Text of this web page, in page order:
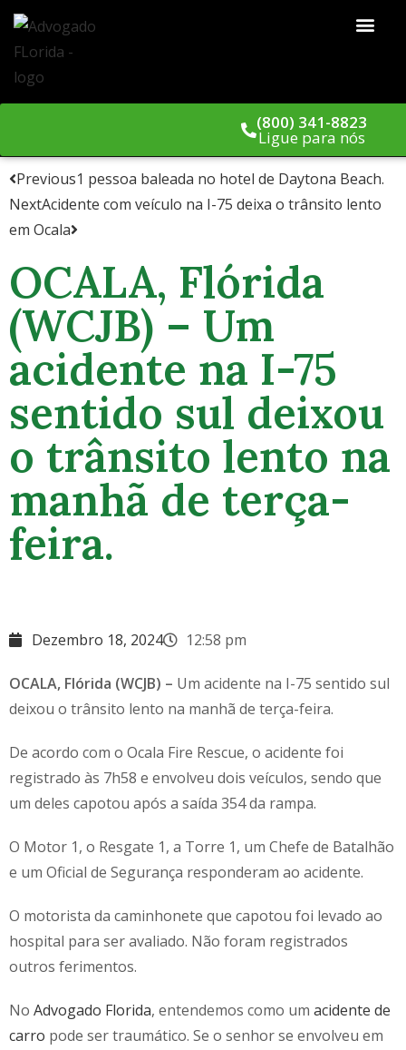
(800) 341-8823
Ligue para nós
Previous1 pessoa baleada no hotel de Daytona Beach.
NextAcidente com veículo na I-75 deixa o trânsito lento
em Ocala
OCALA, Flórida
(WCJB) – Um
acidente na I-75
sentido sul deixou
o trânsito lento na
manhã de terça-
feira.
Dezembro 18, 2024 12:58 pm
OCALA, Flórida (WCJB) – Um acidente na I-75 sentido sul
deixou o trânsito lento na manhã de terça-feira.
De acordo com o Ocala Fire Rescue, o acidente foi
registrado às 7h58 e envolveu dois veículos, sendo que
um deles capotou após a saída 354 da rampa.
O Motor 1, o Resgate 1, a Torre 1, um Chefe de Batalhão
e um Oficial de Segurança responderam ao acidente.
O motorista da caminhonete que capotou foi levado ao
hospital para ser avaliado. Não foram registrados
outros ferimentos.
No Advogado Florida, entendemos como um acidente de
carro pode ser traumático. Se o senhor se envolveu em